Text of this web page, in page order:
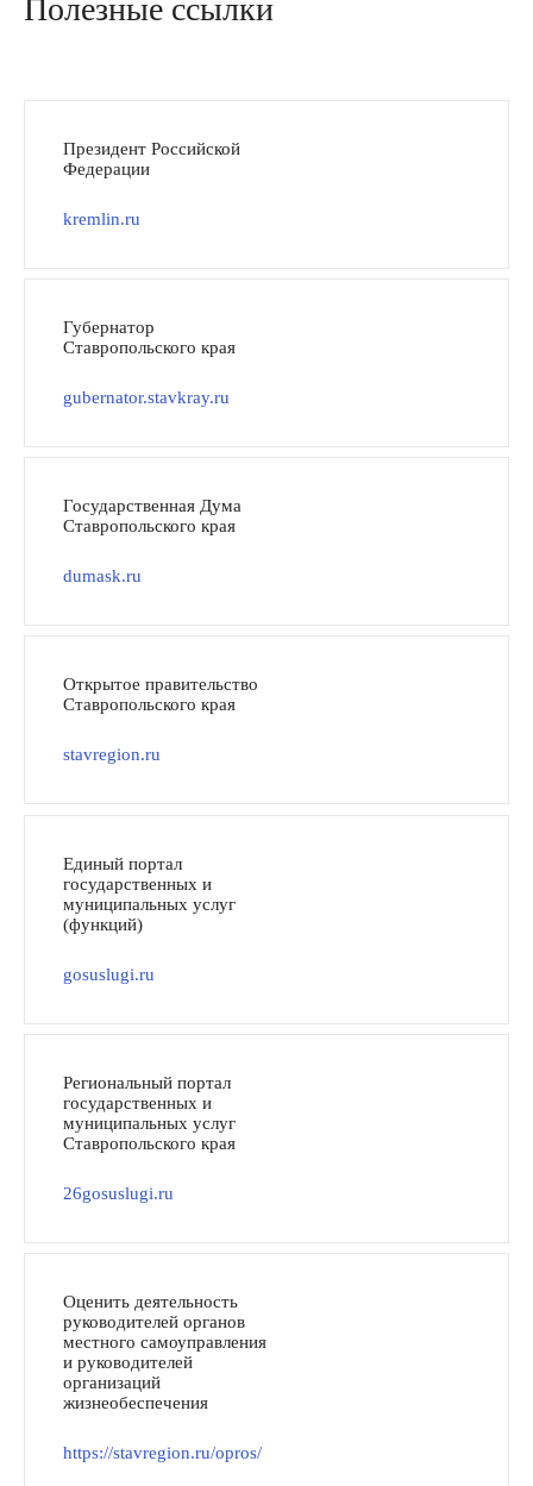
Полезные ссылки
Президент Российской
Федерации
kremlin.ru
Губернатор
Ставропольского края
gubernator.stavkray.ru
Государственная Дума
Ставропольского края
dumask.ru
Открытое правительство
Ставропольского края
stavregion.ru
Единый портал
государственных и
муниципальных услуг
(функций)
gosuslugi.ru
Региональный портал
государственных и
муниципальных услуг
Ставропольского края
26gosuslugi.ru
Оценить деятельность
руководителей органов
местного самоуправления
и руководителей
организаций
жизнеобеспечения
https://stavregion.ru/opros/